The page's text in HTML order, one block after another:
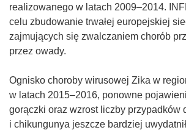
realizowanego w latach 2009–2014.
celu zbudowanie trwałej europejskiej
zajmujących się zwalczaniem chorób
przez owady.
Ognisko choroby wirusowej Zika w
w latach 2015–2016, ponowne
gorączki oraz wzrost liczby przypadków
i chikungunya jeszcze bardziej